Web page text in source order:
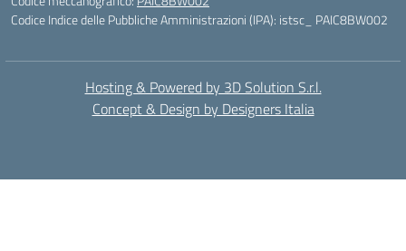
Codice Indice delle Pubbliche Amministrazioni (IPA): istsc_ PAIC8BW002
Hosting & Powered by 3D Solution S.r.l.
Concept & Design by Designers Italia